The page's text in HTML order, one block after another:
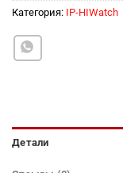
Категория: IP-HIWatch
Детали